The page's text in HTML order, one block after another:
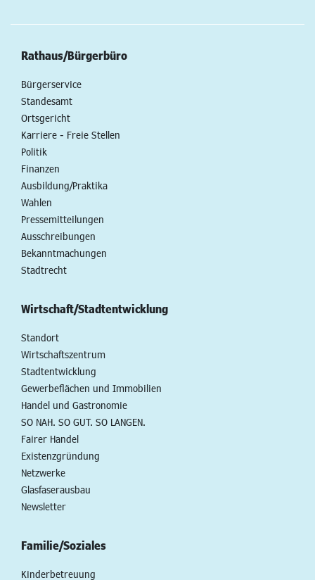
Rathaus/Bürgerbüro
Bürgerservice
Standesamt
Ortsgericht
Karriere - Freie Stellen
Politik
Finanzen
Ausbildung/Praktika
Wahlen
Pressemitteilungen
Ausschreibungen
Bekanntmachungen
Stadtrecht
Wirtschaft/Stadtentwicklung
Standort
Wirtschaftszentrum
Stadtentwicklung
Gewerbeflächen und Immobilien
Handel und Gastronomie
SO NAH. SO GUT. SO LANGEN.
Fairer Handel
Existenzgründung
Netzwerke
Glasfaserausbau
Newsletter
Familie/Soziales
Kinderbetreuung